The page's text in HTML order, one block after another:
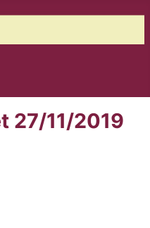
27/11/2019